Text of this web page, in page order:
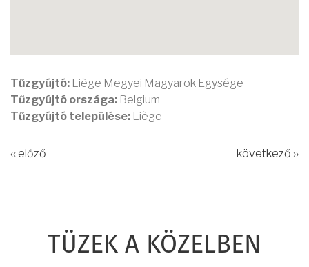
Tűzgyújtó: Liège Megyei Magyarok Egysége
Tűzgyújtó országa: Belgium
Tűzgyújtó települése: Liège
‹‹ előző következő ››
TÜZEK A KÖZELBEN